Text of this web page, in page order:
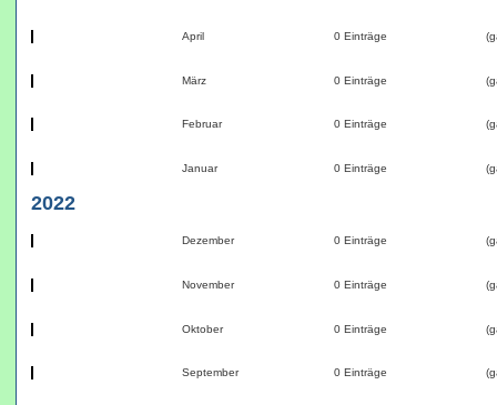
April 0 Einträge
März 0 Einträge
Februar 0 Einträge
Januar 0 Einträge
2022
Dezember 0 Einträge
November 0 Einträge
Oktober 0 Einträge
September 0 Einträge